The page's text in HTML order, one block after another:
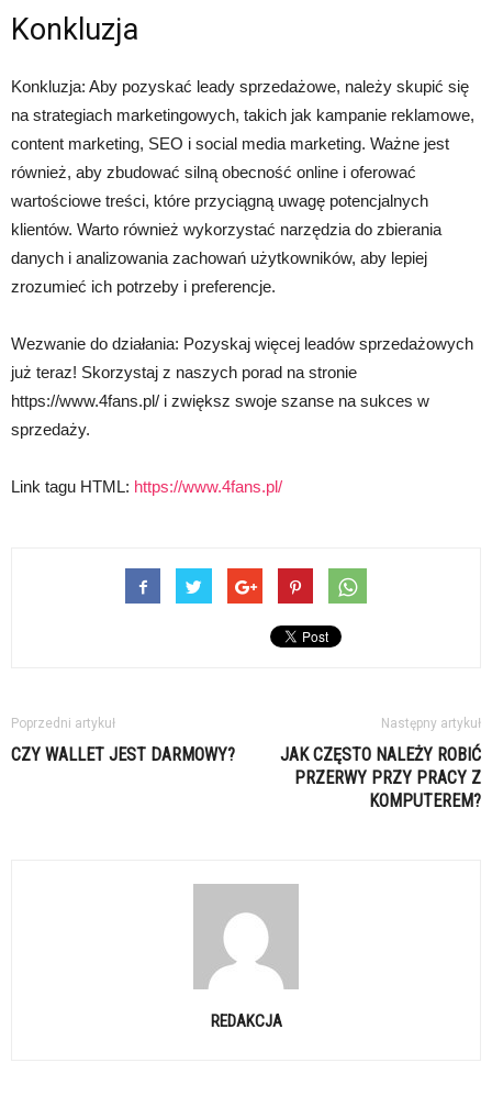
Konkluzja
Konkluzja: Aby pozyskać leady sprzedażowe, należy skupić się
na strategiach marketingowych, takich jak kampanie reklamowe,
content marketing, SEO i social media marketing. Ważne jest
również, aby zbudować silną obecność online i oferować
wartościowe treści, które przyciągną uwagę potencjalnych
klientów. Warto również wykorzystać narzędzia do zbierania
danych i analizowania zachowań użytkowników, aby lepiej
zrozumieć ich potrzeby i preferencje.
Wezwanie do działania: Pozyskaj więcej leadów sprzedażowych
już teraz! Skorzystaj z naszych porad na stronie
https://www.4fans.pl/ i zwiększ swoje szanse na sukces w
sprzedaży.
Link tagu HTML: https://www.4fans.pl/
Poprzedni artykuł
CZY WALLET JEST DARMOWY?
Następny artykuł
JAK CZĘSTO NALEŻY ROBIĆ
PRZERWY PRZY PRACY Z
KOMPUTEREM?
REDAKCJA